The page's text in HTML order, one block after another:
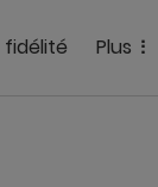
fidélité Plus